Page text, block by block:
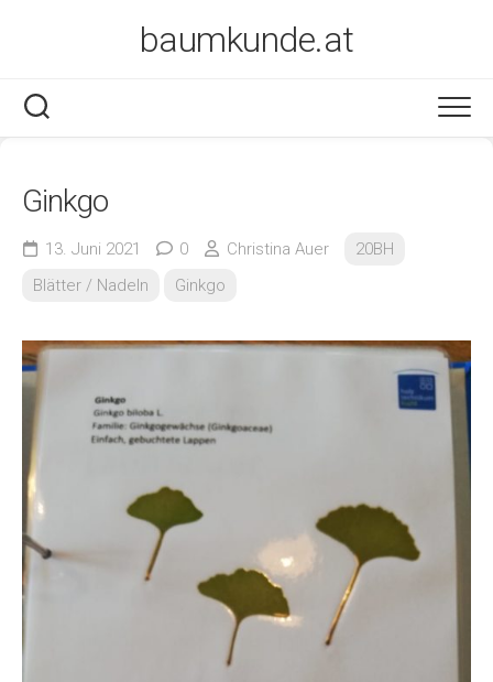
baumkunde.at
Ginkgo
13. Juni 2021 0 Christina Auer
20BH
Blätter / Nadeln
Ginkgo